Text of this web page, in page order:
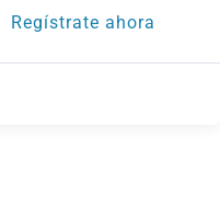
Regístrate ahora